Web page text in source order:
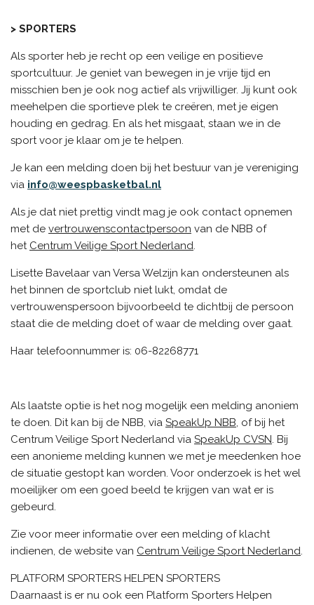
> SPORTERS
Als sporter heb je recht op een veilige en positieve
sportcultuur. Je geniet van bewegen in je vrije tijd en
misschien ben je ook nog actief als vrijwilliger. Jij kunt ook
meehelpen die sportieve plek te creëren, met je eigen
houding en gedrag. En als het misgaat, staan we in de
sport voor je klaar om je te helpen.
Je kan een melding doen bij het bestuur van je vereniging
via info@weespbasketbal.nl
Als je dat niet prettig vindt mag je ook contact opnemen
met de vertrouwenscontactpersoon van de NBB of
het Centrum Veilige Sport Nederland.
Lisette Bavelaar van Versa Welzijn kan ondersteunen als
het binnen de sportclub niet lukt, omdat de
vertrouwenspersoon bijvoorbeeld te dichtbij de persoon
staat die de melding doet of waar de melding over gaat.
Haar telefoonnummer is: 06-82268771
Als laatste optie is het nog mogelijk een melding anoniem
te doen. Dit kan bij de NBB, via SpeakUp NBB, of bij het
Centrum Veilige Sport Nederland via SpeakUp CVSN. Bij
een anonieme melding kunnen we met je meedenken hoe
de situatie gestopt kan worden. Voor onderzoek is het wel
moeilijker om een goed beeld te krijgen van wat er is
gebeurd.
Zie voor meer informatie over een melding of klacht
indienen, de website van Centrum Veilige Sport Nederland.
PLATFORM SPORTERS HELPEN SPORTERS
Daarnaast is er nu ook een Platform Sporters Helpen